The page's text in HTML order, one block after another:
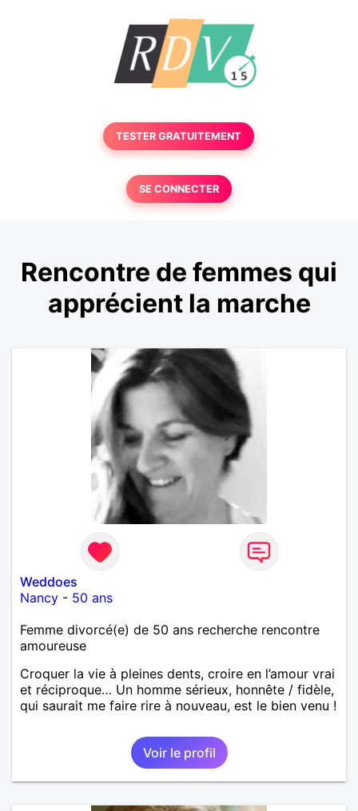
TESTER GRATUITEMENT
SE CONNECTER
Rencontre de femmes qui
apprécient la marche
Weddoes
Nancy - 50 ans
Femme divorcé(e) de 50 ans recherche rencontre
amoureuse
Croquer la vie à pleines dents, croire en l’amour vrai
et réciproque… Un homme sérieux, honnête / fidèle,
qui saurait me faire rire à nouveau, est le bien venu !
Voir le profil